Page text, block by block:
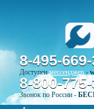
8-495-
Доступенмессенджер-
8-800-
Звонок по России -